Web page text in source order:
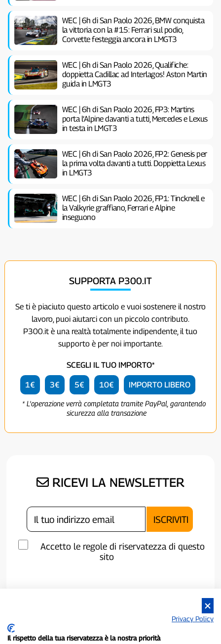
WEC | 6h di San Paolo 2026, BMW conquista
la vittoria con la #15: Ferrari sul podio,
Corvette festeggia ancora in LMGT3
WEC | 6h di San Paolo 2026, Qualifiche:
doppietta Cadillac ad Interlagos! Aston Martin
guida in LMGT3
WEC | 6h di San Paolo 2026, FP3: Martins
porta l’Alpine davanti a tutti, Mercedes e Lexus
in testa in LMGT3
WEC | 6h di San Paolo 2026, FP2: Genesis per
la prima volta davanti a tutti. Doppietta Lexus
in LMGT3
WEC | 6h di San Paolo 2026, FP1: Tincknell e
la Valkyrie graffiano, Ferrari e Alpine
inseguono
SUPPORTA P300.IT
Se ti è piaciuto questo articolo e vuoi sostenere il nostro
lavoro, puoi aiutarci con un piccolo contributo.
P300.it è una realtà totalmente indipendente, il tuo
supporto è per noi importante.
SCEGLI IL TUO IMPORTO*
1€ 3€ 5€ 10€ IMPORTO LIBERO
* L'operazione verrà completata tramite PayPal, garantendo
sicurezza alla transazione
RICEVI LA NEWSLETTER
Accetto le regole di riservatezza di questo
sito
Privacy Policy
Il rispetto della tua riservatezza è la nostra priorità